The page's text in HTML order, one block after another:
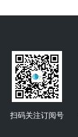
扫码关注订阅号